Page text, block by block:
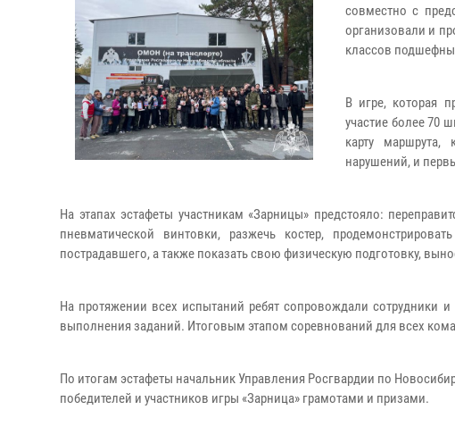
совместно с
организовали и
классов
В игре, которая
участие более 70
карту маршрута,
нарушений, и
На этапах эстафеты участникам «Зарницы» предстояло:
пневматической винтовки, разжечь костер,
пострадавшего, а также показать свою физическую подготовку,
На протяжении всех испытаний ребят сопровождали сотрудники
выполнения заданий. Итоговым этапом соревнований для всех
По итогам эстафеты начальник Управления Росгвардии по
победителей и участников игры «Зарница» грамотами и призами.